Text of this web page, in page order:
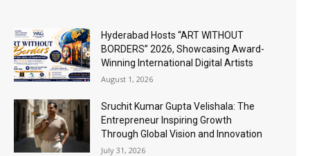
Hyderabad Hosts “ART WITHOUT
BORDERS” 2026, Showcasing Award-
Winning International Digital Artists
August 1, 2026
Sruchit Kumar Gupta Velishala: The
Entrepreneur Inspiring Growth
Through Global Vision and Innovation
July 31, 2026